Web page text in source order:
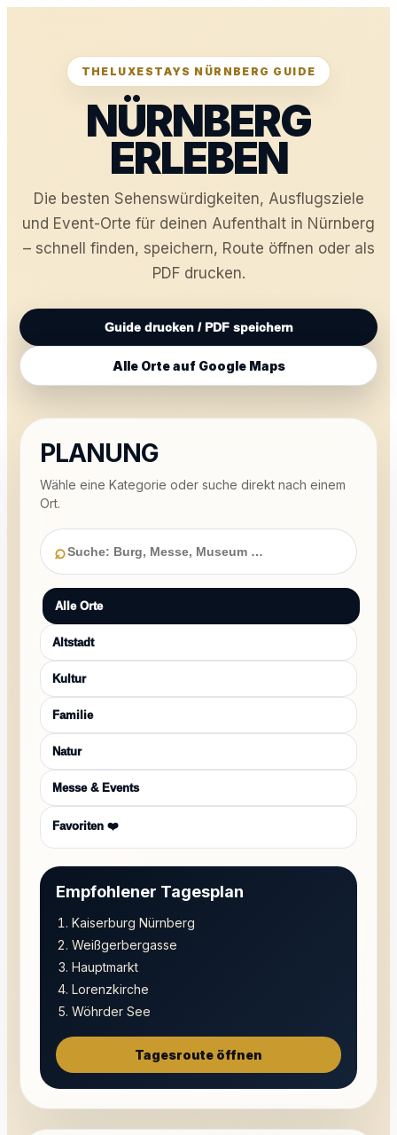
THELUXESTAYS NÜRNBERG GUIDE
NÜRNBERG
ERLEBEN
Die besten Sehenswürdigkeiten, Ausflugsziele
und Event-Orte für deinen Aufenthalt in Nürnberg
– schnell finden, speichern, Route öffnen oder als
PDF drucken.
Guide drucken / PDF speichern
Alle Orte auf Google Maps
PLANUNG
Wähle eine Kategorie oder suche direkt nach einem
Ort.
⌕
Alle Orte
Altstadt
Kultur
Familie
Natur
Messe & Events
Favoriten ❤️
Empfohlener Tagesplan
Kaiserburg Nürnberg
Weißgerbergasse
Hauptmarkt
Lorenzkirche
Wöhrder See
Tagesroute öffnen